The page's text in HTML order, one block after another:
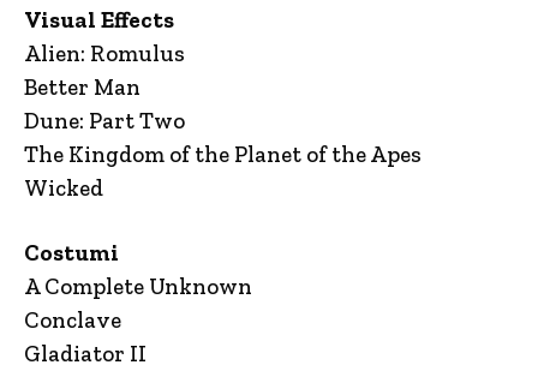
Visual Effects
Alien: Romulus
Better Man
Dune: Part Two
The Kingdom of the Planet of the Apes
Wicked
Costumi
A Complete Unknown
Conclave
Gladiator II